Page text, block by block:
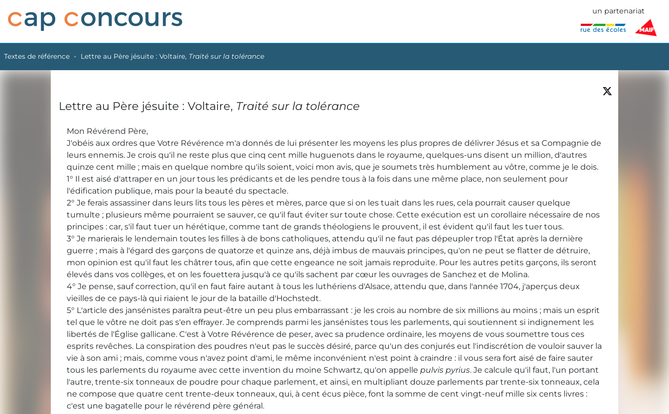
un partenariat
Textes de référence Lettre au Père jésuite : Voltaire, Traité sur la tolérance
Lettre au Père jésuite : Voltaire, Traité sur la tolérance
Mon Révérend Père,
J'obéis aux ordres que Votre Révérence m'a donnés de lui présenter les moyens les plus propres de délivrer Jésus et sa Compagnie de
leurs ennemis. Je crois qu'il ne reste plus que cinq cent mille huguenots dans le royaume, quelques-uns disent un million, d'autres
quinze cent mille ; mais en quelque nombre qu'ils soient, voici mon avis, que je soumets très humblement au vôtre, comme je le dois.
1° Il est aisé d'attraper en un jour tous les prédicants et de les pendre tous à la fois dans une même place, non seulement pour
l'édification publique, mais pour la beauté du spectacle.
2° Je ferais assassiner dans leurs lits tous les pères et mères, parce que si on les tuait dans les rues, cela pourrait causer quelque
tumulte ; plusieurs même pourraient se sauver, ce qu'il faut éviter sur toute chose. Cette exécution est un corollaire nécessaire de nos
principes : car, s'il faut tuer un hérétique, comme tant de grands théologiens le prouvent, il est évident qu'il faut les tuer tous.
3° Je marierais le lendemain toutes les filles à de bons catholiques, attendu qu'il ne faut pas dépeupler trop l'État après la dernière
guerre ; mais à l'égard des garçons de quatorze et quinze ans, déjà imbus de mauvais principes, qu'on ne peut se flatter de détruire,
mon opinion est qu'il faut les châtrer tous, afin que cette engeance ne soit jamais reproduite. Pour les autres petits garçons, ils seront
élevés dans vos collèges, et on les fouettera jusqu'à ce qu'ils sachent par cœur les ouvrages de Sanchez et de Molina.
4° Je pense, sauf correction, qu'il en faut faire autant à tous les luthériens d'Alsace, attendu que, dans l'année 1704, j'aperçus deux
vieilles de ce pays-là qui riaient le jour de la bataille d'Hochstedt.
5° L'article des jansénistes paraîtra peut-être un peu plus embarrassant : je les crois au nombre de six millions au moins ; mais un esprit
tel que le vôtre ne doit pas s'en effrayer. Je comprends parmi les jansénistes tous les parlements, qui soutiennent si indignement les
libertés de l'Église gallicane. C'est à Votre Révérence de peser, avec sa prudence ordinaire, les moyens de vous soumettre tous ces
esprits revêches. La conspiration des poudres n'eut pas le succès désiré, parce qu'un des conjurés eut l'indiscrétion de vouloir sauver la
vie à son ami ; mais, comme vous n'avez point d'ami, le même inconvénient n'est point à craindre : il vous sera fort aisé de faire sauter
tous les parlements du royaume avec cette invention du moine Schwartz, qu'on appelle pulvis pyrius. Je calcule qu'il faut, l'un portant
l'autre, trente-six tonneaux de poudre pour chaque parlement, et ainsi, en multipliant douze parlements par trente-six tonneaux, cela
ne compose que quatre cent trente-deux tonneaux, qui, à cent écus pièce, font la somme de cent vingt-neuf mille six cents livres :
c'est une bagatelle pour le révérend père général.